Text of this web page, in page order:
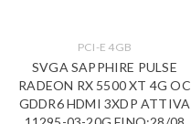
PCI-E 4GB
SVGA SAPPHIRE PULSE
RADEON RX 5500 XT 4G OC
GDDR6 HDMI 3XDP ATTIVA